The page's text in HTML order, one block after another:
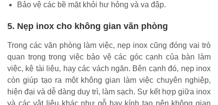
Bảo vệ các bề mặt khỏi hư hỏng và va đập.
5. Nẹp inox cho không gian văn phòng
Trong các văn phòng làm việc, nẹp inox cũng đóng vai trò
quan trọng trong việc bảo vệ các góc cạnh của bàn làm
việc, kệ tài liệu, hay các vách ngăn. Bên cạnh đó, nẹp inox
còn giúp tạo ra một không gian làm việc chuyên nghiệp,
hiện đại và dễ dàng duy trì, làm sạch. Sự kết hợp giữa inox